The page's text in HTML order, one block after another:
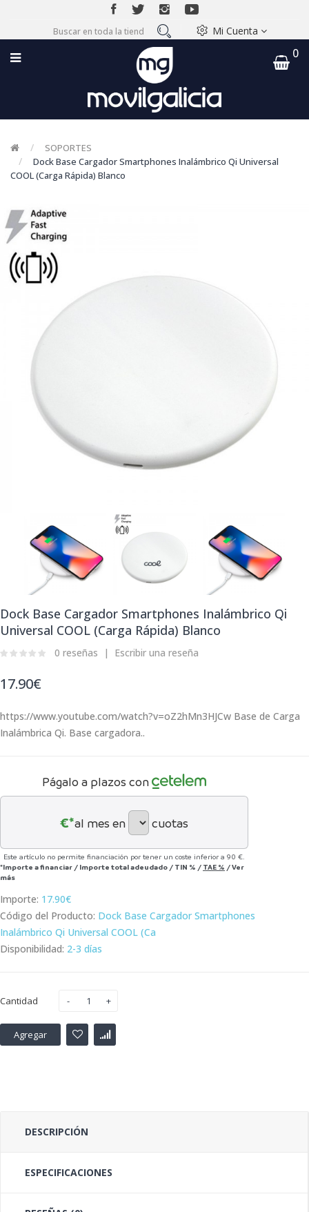
Mi Cuenta
0
SOPORTES
Dock Base Cargador Smartphones Inalámbrico Qi Universal
COOL (Carga Rápida) Blanco
Dock Base Cargador Smartphones Inalámbrico Qi
Universal COOL (Carga Rápida) Blanco
0 reseñas Escribir una reseña
17.90€
https://www.youtube.com/watch?v=oZ2hMn3HJCw Base de Carga
Inalámbrica Qi. Base cargadora..
Págalo a plazos con
€*al mes en cuotas
Este artículo no permite financiación por tener un coste inferior a 90 €.
*Importe a financiar / Importe total adeudado / TIN % / TAE % /Ver
más
Importe: 17.90€
Código del Producto: Dock Base Cargador Smartphones
Inalámbrico Qi Universal COOL (Ca
Disponibilidad: 2-3 días
Cantidad
Agregar
DESCRIPCIÓN
ESPECIFICACIONES